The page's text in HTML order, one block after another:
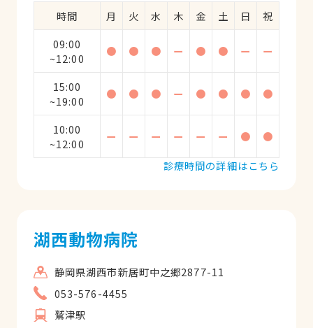
時間 月 火 水 木 金 土 日
祝
09:00
~12:00
● ● ● ー ● ● ー ー
15:00
~19:00
● ● ● ー ● ● ● ●
10:00
~12:00
ー ー ー ー ー ー ●
●
診療時間の詳細はこちら
湖西動物病院
静岡県湖西市新居町中之郷2877-11
053-576-4455
鷲津駅